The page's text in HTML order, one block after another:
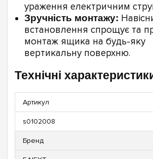
ураження електричним
Зручність монтажу:
встановлення спрощує та
монтаж ящика на будь-яку
вертикальну поверхню.
Технічні
Артикул
s0102008
Бренд